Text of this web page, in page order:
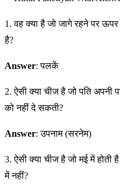
1. वह क्या है जो जागे रहने पर ऊपर
है?
Answer: पलकें
2. ऐसी क्या चीज है जो पति अपनी
को नहीं दे सकती?
Answer: उपनाम (सरनेम)
3. ऐसी क्या चीज है जो मई में होती
में नहीं?